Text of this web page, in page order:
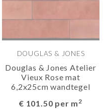
DOUGLAS & JONES
Douglas & Jones Atelier
Vieux Rose mat
6,2x25cm wandtegel
€ 101.50 per m2